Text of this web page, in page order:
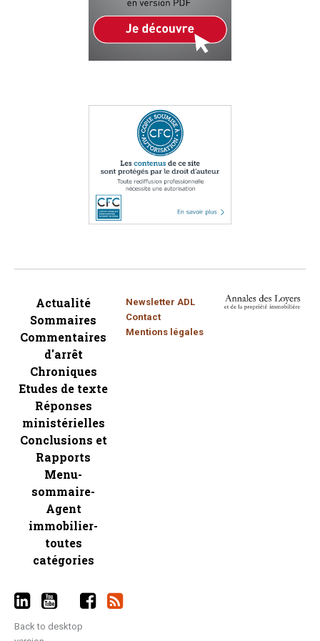
Actualité
Sommaires
Commentaires
d'arrêt
Chroniques
Etudes de texte
Réponses
ministérielles
Conclusions et
Rapports
Menu-
sommaire-
Agent
immobilier-
toutes
catégories
Newsletter ADL
Contact
Mentions légales
Back to desktop